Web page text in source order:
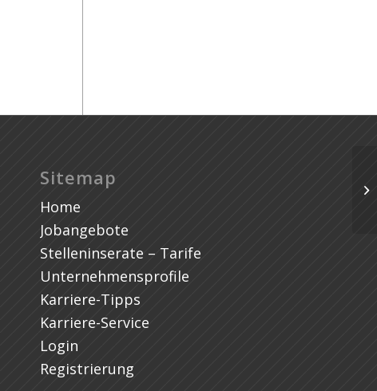
Sitemap
Home
Jobangebote
Stelleninserate – Tarife
Unternehmensprofile
Karriere-Tipps
Karriere-Service
Login
Registrierung